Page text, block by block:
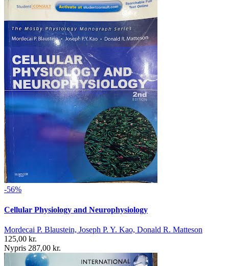
-56%
Cellular Physiology and Neurophysiology
Mordecai P. Blaustein, Joseph P. Y. Kao, Donald R. Matteson
125,00 kr.
Nypris 287,00 kr.